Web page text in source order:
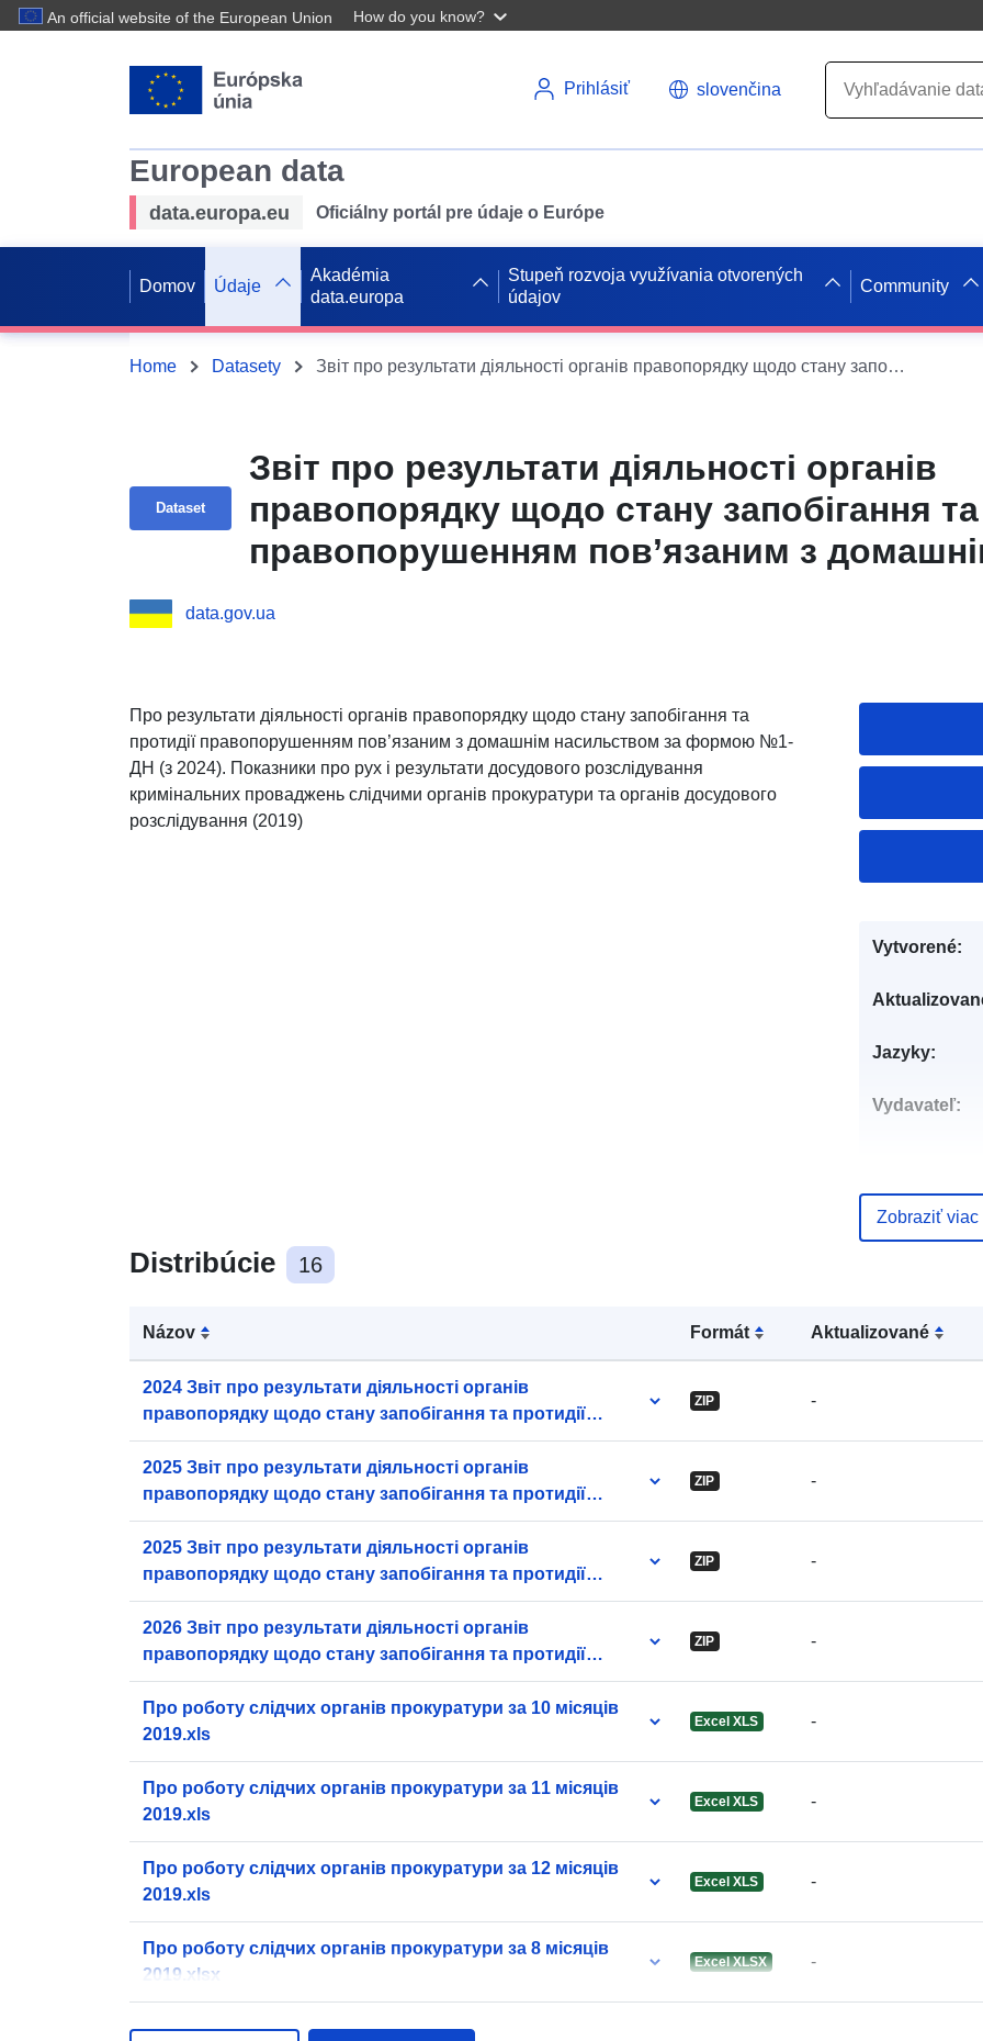
An official website of the European Union How do you know?
Prihlásiť slovenčina
European data
data.europa.eu Oficiálny portál pre údaje o Európe
Domov Údaje
Akadémia
data.europa
Stupeň rozvoja využívania otvorených
údajov
Community
Home Datasety Звіт про результати діяльності органів правопорядку щодо стану запобігання та протидії правопорушенням пов’язаним з домашнім насильством за формою №1-ДН
Dataset
Звіт про результати діяльності органів
правопорядку щодо стану запобігання та
правопорушенням пов’язаним з
data.gov.ua
Про результати діяльності органів правопорядку щодо стану запобігання та
протидії правопорушенням пов’язаним з домашнім насильством за формою №1-
ДН (з 2024). Показники про рух і результати досудового розслідування
кримінальних проваджень слідчими органів прокуратури та органів досудового
розслідування (2019)
Distribúcie 16
Názov Formát Aktualizované
2024 Звіт про результати діяльності органів
правопорядку щодо стану запобігання та протидії
правопорушенням пов’язаним з домашнім
насильством
ZIP -
2025 Звіт про результати діяльності органів
правопорядку щодо стану запобігання та протидії
правопорушенням пов’язаним з домашнім
насильством
ZIP -
2025 Звіт про результати діяльності органів
правопорядку щодо стану запобігання та протидії
правопорушенням пов’язаним з домашнім
насильством
ZIP -
2026 Звіт про результати діяльності органів
правопорядку щодо стану запобігання та протидії
правопорушенням пов’язаним з домашнім
насильством
ZIP -
Про роботу слідчих органів прокуратури за 10 місяців
2019.xls
Excel XLS -
Про роботу слідчих органів прокуратури за 11 місяців
2019.xls
Excel XLS -
Про роботу слідчих органів прокуратури за 12 місяців
2019.xls
Excel XLS -
Про роботу слідчих органів прокуратури за 8 місяців
2019.xlsx
Excel XLSX -
Vytvorené:
Jazyky:
Vydavateľ:
miesta:
verzii:
Zobraziť viac